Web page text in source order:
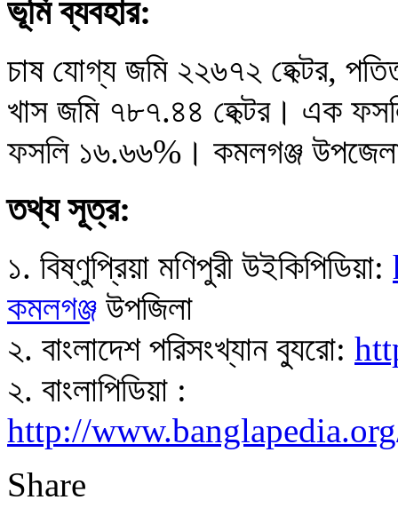
ভূমি ব্যবহার:
চাষ যোগ্য জমি ২২৬৭২ হেক্টর,
খাস জমি ৭৮৭.৪৪ হেক্টর। এক
ফসলি ১৬.৬৬%। কমলগঞ্জ
তথ্য সূত্র:
১. বিষ্ণুপ্রিয়া মণিপুরী উইকিপিডিয়া:
কমলগঞ্জ উপজিলা
২. বাংলাদেশ পরিসংখ্যান ব্যুরো:
২. বাংলাপিডিয়া :
http://
Share